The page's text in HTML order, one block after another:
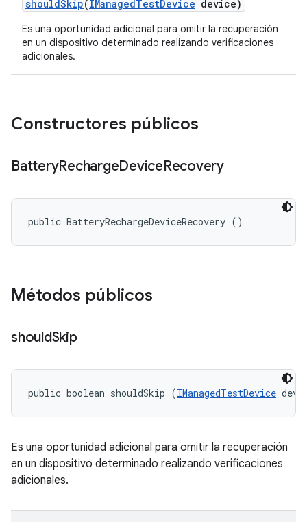
shouldSkip(IManagedTestDevice device)
Es una oportunidad adicional para omitir la recuperación
en un dispositivo determinado realizando verificaciones
adicionales.
Constructores públicos
BatteryRechargeDeviceRecovery
public BatteryRechargeDeviceRecovery ()
Métodos públicos
shouldSkip
public boolean shouldSkip (IManagedTestDevice
Es una oportunidad adicional para omitir la recuperación
en un dispositivo determinado realizando verificaciones
adicionales.